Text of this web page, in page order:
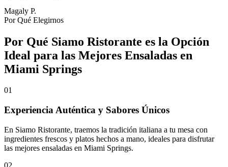
Magaly P.
Por Qué Elegirnos
Por Qué Siamo Ristorante es la Opción
Ideal para las Mejores Ensaladas en
Miami Springs
01
Experiencia Auténtica y Sabores Únicos
En Siamo Ristorante, traemos la tradición italiana a tu mesa con
ingredientes frescos y platos hechos a mano, ideales para disfrutar
las mejores ensaladas en Miami Springs.
02